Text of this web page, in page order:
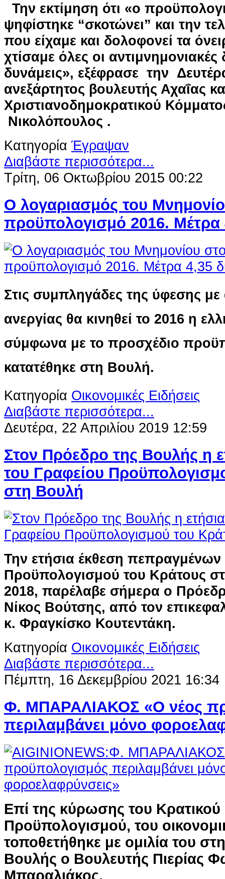
Την εκτίμηση ότι «ο
ψηφίστηκε “σκοτώνει” και την
που είχαμε και δολοφονεί τα
χτίσαμε όλες οι αντιμνημονιακές
δυνάμεις», εξέφρασε την
ανεξάρτητος βουλευτής Αχαΐας
Χριστιανοδημοκρατικού
Νικολόπουλος .
Κατηγορία Έγραψαν
Διαβάστε περισσότερα...
Τρίτη, 06 Οκτωβρίου 2015 00:22
Ο λογαριασμός του
προϋπολογισμό 2016. Μέτρα
Στις συμπληγάδες της ύφεσης
ανεργίας θα κινηθεί το 2016 η
σύμφωνα με το προσχέδιο
κατατέθηκε στη Βουλή.
Κατηγορία Οικονομικές Ειδήσεις
Διαβάστε περισσότερα...
Δευτέρα, 22 Απριλίου 2019 12:59
Στον Πρόεδρο της Βουλής η
του Γραφείου
στη Βουλή
Την ετήσια έκθεση πεπραγμένων
Προϋπολογισμού του Κράτους
2018, παρέλαβε σήμερα ο
Νίκος Βούτσης, από τον
κ. Φραγκίσκο Κουτεντάκη.
Κατηγορία Οικονομικές Ειδήσεις
Διαβάστε περισσότερα...
Πέμπτη, 16 Δεκεμβρίου 2021 16:34
Φ. ΜΠΑΡΑΛΙΑΚΟΣ «Ο νέος
περιλαμβάνει μόνο
Επί της κύρωσης του Κρατικού
Προϋπολογισμού, του
τοποθετήθηκε με ομιλία του
Βουλής ο Βουλευτής Πιερίας
Μπαραλιάκος.